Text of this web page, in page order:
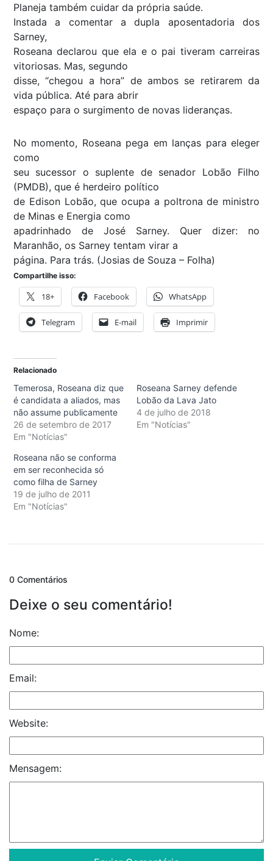
Planeja também cuidar da própria saúde.
Instada a comentar a dupla aposentadoria dos
Sarney,
Roseana declarou que ela e o pai tiveram carreiras
vitoriosas. Mas, segundo
disse, “chegou a hora” de ambos se retirarem da
vida pública. Até para abrir
espaço para o surgimento de novas lideranças.
No momento, Roseana pega em lanças para eleger
como
seu sucessor o suplente de senador Lobão Filho
(PMDB), que é herdeiro político
de Edison Lobão, que ocupa a poltrona de ministro
de Minas e Energia como
apadrinhado de José Sarney. Quer dizer: no
Maranhão, os Sarney tentam virar a
página. Para trás. (Josias de Souza – Folha)
Compartilhe isso:
18+ Facebook WhatsApp
Telegram E-mail Imprimir
Relacionado
Temerosa, Roseana diz que
é candidata a aliados, mas
não assume publicamente
26 de setembro de 2017
Em "Notícias"
Roseana Sarney defende
Lobão da Lava Jato
4 de julho de 2018
Em "Notícias"
Roseana não se conforma
em ser reconhecida só
como filha de Sarney
19 de julho de 2011
Em "Notícias"
0 Comentários
Deixe o seu comentário!
Nome:
Email:
Website:
Mensagem: